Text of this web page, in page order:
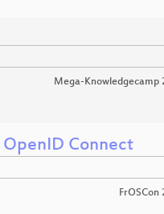
Mega-Knowledgecamp
Connect
FrOSCon